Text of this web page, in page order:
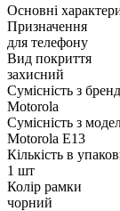
Основні
Призначення
для телефону
Вид покриття
захисний
Сумісність з
Motorola
Сумісність з
Motorola E13
Кількість в
1 шт
Колір рамки
чорний